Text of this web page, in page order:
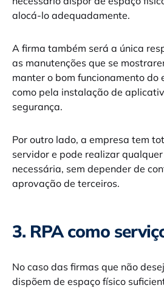
alocá-lo adequadamente.
A firma também será a única
as manutenções que se
manter o bom funcionamento do
como pela instalação de
segurança.
Por outro lado, a empresa tem
servidor e pode realizar
necessária, sem depender de
aprovação de terceiros.
3. RPA como
No caso das firmas que não
dispõem de espaço físico